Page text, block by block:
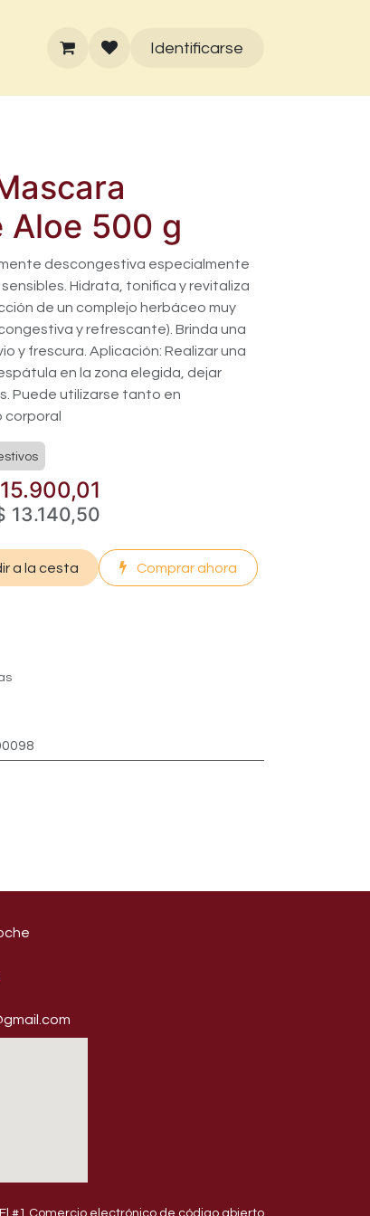
Identificarse
Aloe 500 g
descongestiva especialmente
Hidrata, tonifica y revitaliza
de un complejo herbáceo muy
y refrescante). Brinda una
y frescura. Aplicación: Realizar una
en la zona elegida, dejar
Puede utilizarse tanto en
15.900,01
13.140,50
a la cesta Comprar ahora
#1 Comercio electrónico de código abierto